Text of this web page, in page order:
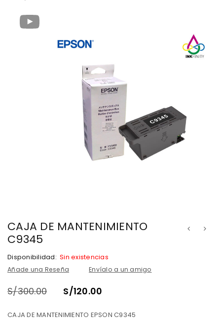
CAJA DE MANTENIMIENTO
C9345
Disponibilidad: Sin existencias
Añade una Reseña Envíalo a un amigo
S/300.00 S/120.00
CAJA DE MANTENIMIENTO EPSON C9345